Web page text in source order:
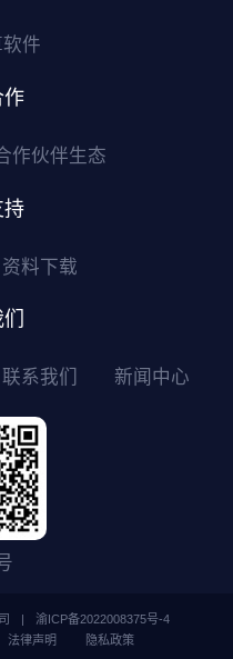
件
作
作伙伴生态
持
资料下载
联系我们 新闻中心
|
渝ICP备2022008375号-4
法律声明 隐私政策